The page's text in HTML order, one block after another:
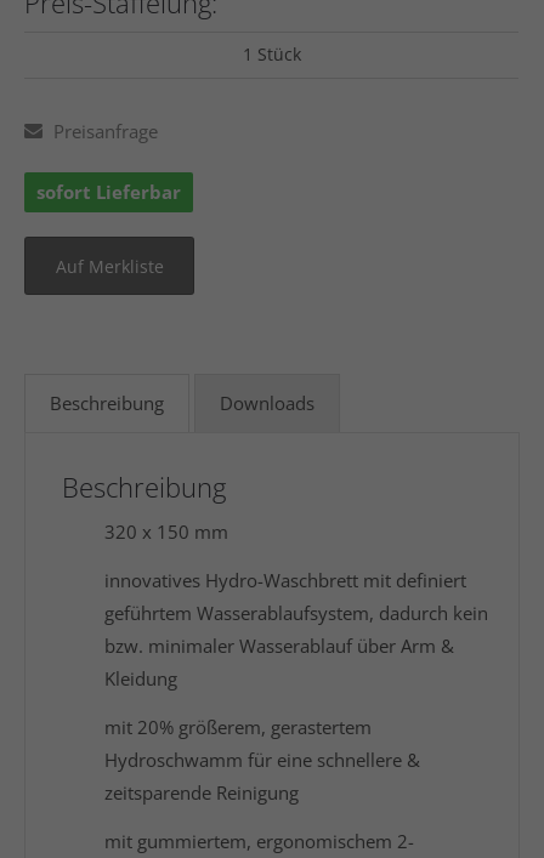
1 Stück
Preisanfrage
sofort Lieferbar
Beschreibung Downloads
Beschreibung
320 x 150 mm
innovatives Hydro-Waschbrett mit definiert
geführtem Wasserablaufsystem, dadurch kein
bzw. minimaler Wasserablauf über Arm &
Kleidung
mit 20% größerem, gerastertem
Hydroschwamm für eine schnellere &
zeitsparende Reinigung
mit gummiertem, ergonomischem 2-